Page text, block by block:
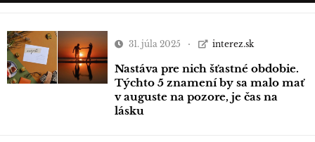
31. júla 2025 interez.sk
Nastáva pre nich šťastné obdobie.
Týchto 5 znamení by sa malo mať
v auguste na pozore, je čas na
lásku